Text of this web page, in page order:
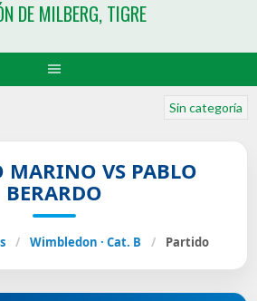
DE MILBERG, TIGRE
Sin categoría
MARINO VS PABLO
BERARDO
/ Wimbledon · Cat. B / Partido